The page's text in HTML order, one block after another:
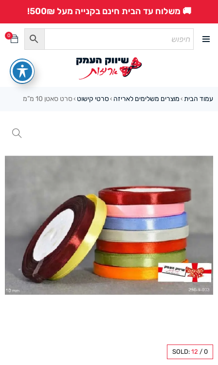
🚚 משלוח עד הבית חינם בקנייה מעל 500₪!
0
עמוד הבית › מוצרים משלימים לאריזה ›סרטי קישוט › סרט סאטן 10 מ”מ
SOLD: 12 / 0